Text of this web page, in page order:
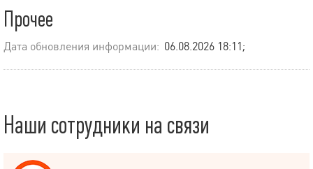
Прочее
Дата обновления информации: 06.08.2026 18:11;
Наши сотрудники на связи